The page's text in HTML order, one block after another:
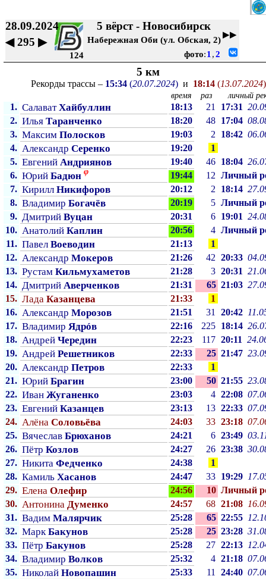
28.09.2024
◀295 ▶
124
5 вёрст - Новосибирск
Набережная Оби (ул. Обская, 2)
▶▶
фото:1,2
5 км
Рекорды трассы – 15:34(20.07.2024)и 18:14(13.07.2024)
время раз личный
1. СалаватХайбуллин 18:13 21 17:31
2. Илья Таранченко 18:20 48 17:04
3. Максим Полосков 19:03 2 18:42
4. Александр Серенко 19:20
1
5. Евгений Андриянов 19:40 46 18:04
6. Юрий Бадюн φ 19:44 12 Личный
7. Кирилл Никифоров 20:12 2 18:14
8. Владимир Богачёв 20:19 5 Личный
9. Дмитрий Вуцан 20:31 6 19:01
10. Анатолий Каплин 20:56 4 Личный
11. Павел Воеводин 21:13
1
12. Александр Мокеров 21:26 42 20:33
13. Рустам Кильмухаметов 21:28 3 20:31
14. Дмитрий Аверченков 21:31 65 21:03
15. Лада Казанцева 21:33
1
16. Александр Морозов 21:51 31 20:42
17. Владимир Ядрóв 22:16 225 18:14
18. Андрей Чередин 22:23 117 20:11
19. Андрей Решетников 22:33 25 21:47
20. Александр Петров 22:33
1
21. Юрий Брагин 23:00 50 21:55
22. Иван Жуганенко 23:03 4 22:08
23. Евгений Казанцев 23:13 13 22:33
24. Алёна Соловьёва 24:03 33 23:18
25. Вячеслав Брюханов 24:21 6 23:49
26. Пётр Козлов 24:27 26 23:38
27. Никита Федченко 24:38
1
28. Камиль Хасанов 24:47 33 19:29
29. Елена Олефир 24:56 10 Личный
30. Антонина Думенко 24:57 68 21:08
31. Вадим Малярчик 25:28 65 22:55
32. МаркБакунов 25:28 25 23:28
33. Пётр Бакунов 25:28 27 22:13
34. Владимир Волков 25:32 4 21:18
35. Николай Новопашин 25:33 11 24:40